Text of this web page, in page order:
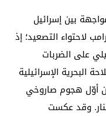
بين إسرائيل
لاحتواء التصعيد؛ إذ
على الضربات
البحرية الإسرائيلية
أوّل هجوم صاروخي
وقد عكست